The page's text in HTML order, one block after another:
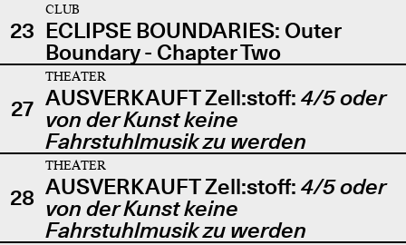
23
CLUB
ECLIPSE BOUNDARIES: Outer
Boundary - Chapter Two
27
THEATER
AUSVERKAUFT Zell:stoff: 4/5 oder
von der Kunst keine
Fahrstuhlmusik zu werden
28
THEATER
AUSVERKAUFT Zell:stoff: 4/5 oder
von der Kunst keine
Fahrstuhlmusik zu werden